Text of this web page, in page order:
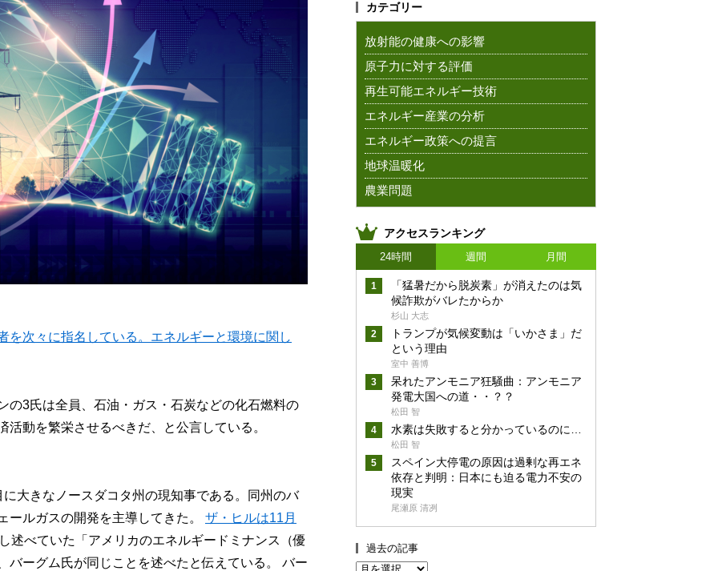
を次々に指名している。エネルギーと環境に関し
の3氏は全員、石油・ガス・石炭などの化石燃料の
動を繁栄させるべきだ、と公言している。
大きなノースダコタ州の現知事である。同州のバ
ールガスの開発を主導してきた。 ザ・ヒルは11月
述べていた「アメリカのエネルギードミナンス（優
バーグム氏が同じことを述べたと伝えている。 バー
カテゴリー
放射能の健康への影響
原子力に対する評価
再生可能エネルギー技術
エネルギー産業の分析
エネルギー政策への提言
地球温暖化
農業問題
アクセスランキング
24時間 週間 月間
「猛暑だから脱炭素」が消えたのは気
候詐欺がバレたからか
杉山 大志
トランプが気候変動は「いかさま」だ
という理由
室中 善博
呆れたアンモニア狂騒曲：アンモニア
発電大国への道・・？？
松田 智
水素は失敗すると分かっているのに…
松田 智
スペイン大停電の原因は過剰な再エネ
依存と判明：日本にも迫る電力不安の
現実
尾瀬原 清冽
過去の記事